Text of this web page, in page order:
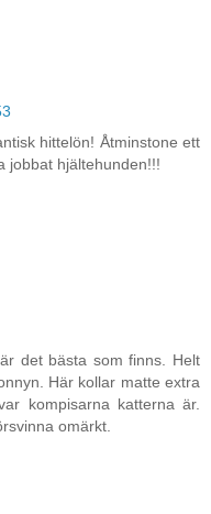
hittelön! Åtminstone ett
jobbat hjältehunden!!!
det bästa som finns. Helt
Här kollar matte extra
kompisarna katterna är.
omärkt.